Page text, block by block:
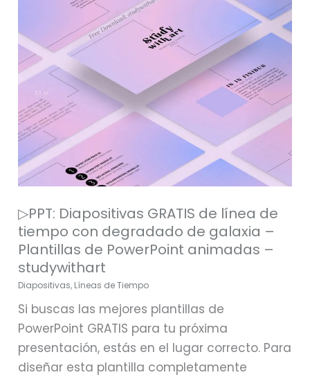
▷PPT: Diapositivas GRATIS de línea de
tiempo con degradado de galaxia –
Plantillas de PowerPoint animadas –
studywithart
Diapositivas, Líneas de Tiempo
Si buscas las mejores plantillas de
PowerPoint GRATIS para tu próxima
presentación, estás en el lugar correcto. Para
diseñar esta plantilla completamente
tiempo
con
degradado
galaxia
–
Plantillas
de
animadas
–
studywithart